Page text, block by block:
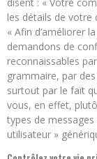
les détails de votre
« Afin d’améliorer
demandons de
reconnaissables
grammaire, par
surtout par le fait
vous, en effet,
types de
utilisateur »